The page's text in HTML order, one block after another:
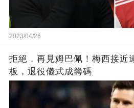
2023/04/26
拒絕，再見姆巴佩！梅西接近
板，退役儀式成籌碼